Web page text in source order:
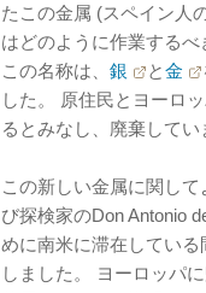
たこの金属 (スペイン人
はどのように作業するべ
この名称は、 銀 と金
した。 原住民とヨーロ
るとみなし、廃棄してい
この新しい金属に関し
び探検家のDon Antonio
めに南米に滞在してい
しました。 ヨーロッパ